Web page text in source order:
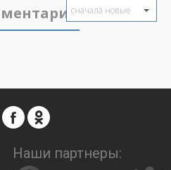
сначала новые
Наши партнеры: